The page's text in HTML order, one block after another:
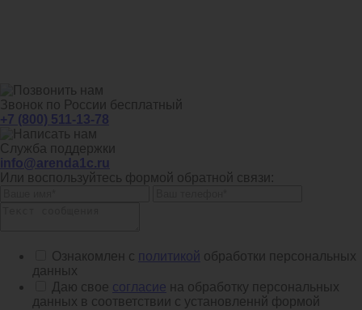
Звонок по России бесплатный
+7 (800) 511-13-78
Служба поддержки
info@arenda1c.ru
Или воспользуйтесь формой обратной связи:
Ознакомлен с политикой обработки персональных
данных
Даю свое согласие на обработку персональных
данных в соответствии с установленнй формой